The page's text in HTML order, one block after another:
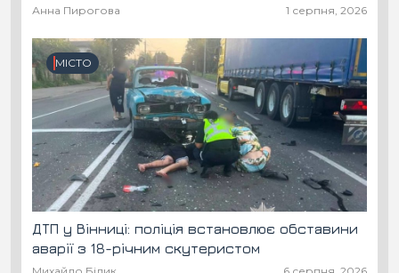
Анна Пирогова 1 серпня, 2026
МІСТО
ДТП у Вінниці: поліція встановлює обставини
аварії з 18-річним скутеристом